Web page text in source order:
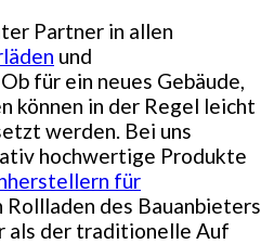
Partner in allen
und
für ein neues Gebäude,
können in der Regel leicht
werden. Bei uns
hochwertige Produkte
für
Rollladen des Bauanbieters
als der traditionelle Auf